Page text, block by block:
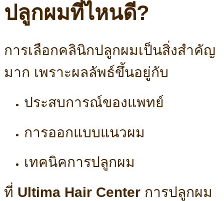
ปลูกผมที่ไหนดี?
การเลือกคลินิกปลูกผมเป็นสิ่งสำคัญ
มาก เพราะผลลัพธ์ขึ้นอยู่กับ
ประสบการณ์ของแพทย์
การออกแบบแนวผม
เทคนิคการปลูกผม
ที่ Ultima Hair Center การปลูกผม